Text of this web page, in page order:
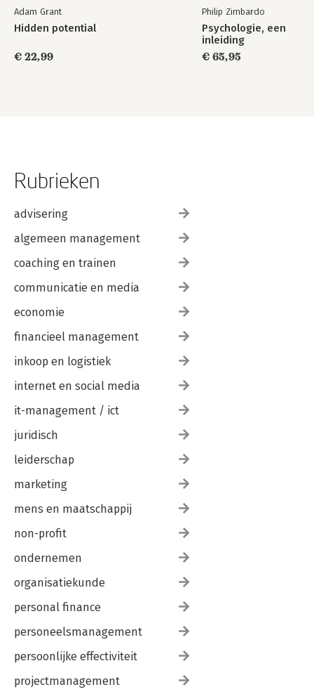
Adam Grant
Hidden potential
€ 22,99
Philip Zimbardo
Psychologie, een
inleiding
€ 65,95
Rubrieken
advisering
algemeen management
coaching en trainen
communicatie en media
economie
financieel management
inkoop en logistiek
internet en social media
it-management / ict
juridisch
leiderschap
marketing
mens en maatschappij
non-profit
ondernemen
organisatiekunde
personal finance
personeelsmanagement
persoonlijke effectiviteit
projectmanagement